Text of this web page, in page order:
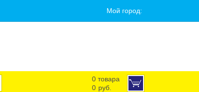
Мой город:
0 товара
0 руб.